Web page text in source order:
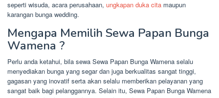
seperti wisuda, acara perusahaan, ungkapan duka cita maupun
karangan bunga wedding.
Mengapa Memilih Sewa Papan Bunga
Wamena ?
Perlu anda ketahui, bila sewa Sewa Papan Bunga Wamena selalu
menyediakan bunga yang segar dan juga berkualitas sangat tinggi,
gagasan yang inovatif serta akan selalu memberikan pelayanan yang
sangat baik bagi pelanggannya. Selain itu, Sewa Papan Bunga Wamena